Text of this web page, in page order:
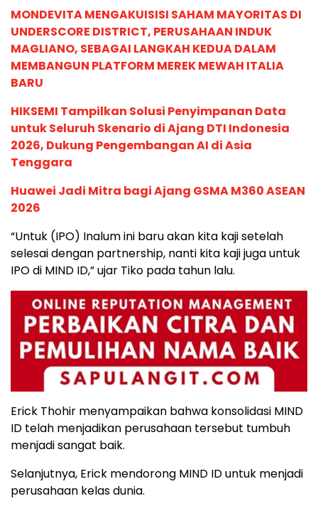
MONDEVITA MENGAKUISISI SAHAM MAYORITAS DI
UNDERSCORE DISTRICT, PERUSAHAAN INDUK
MAGLIANO, SEBAGAI LANGKAH KEDUA DALAM
MEMBANGUN PLATFORM MEREK MEWAH ITALIA
BARU
HIKSEMI Tampilkan Solusi Penyimpanan Data
untuk Seluruh Skenario di Ajang DTI Indonesia
2026, Dukung Pengembangan AI di Asia
Tenggara
Huawei Jadi Mitra bagi Ajang GSMA M360 ASEAN
2026
“Untuk (IPO) Inalum ini baru akan kita kaji setelah
selesai dengan partnership, nanti kita kaji juga untuk
IPO di MIND ID,” ujar Tiko pada tahun lalu.
Erick Thohir menyampaikan bahwa konsolidasi MIND
ID telah menjadikan perusahaan tersebut tumbuh
menjadi sangat baik.
Selanjutnya, Erick mendorong MIND ID untuk menjadi
perusahaan kelas dunia.